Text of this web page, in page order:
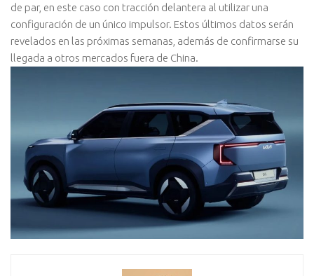
de par, en este caso con tracción delantera al utilizar una
configuración de un único impulsor. Estos últimos datos serán
revelados en las próximas semanas, además de confirmarse su
llegada a otros mercados fuera de China.